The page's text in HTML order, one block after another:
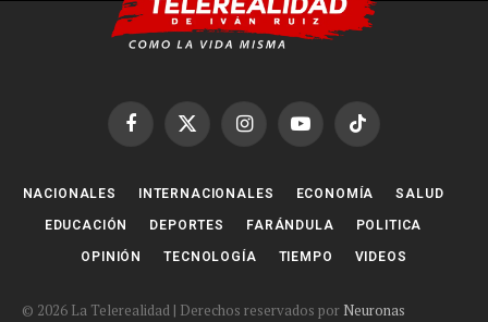
FacebookX
InstagramYouTubeTikTok
NACIONALES INTERNACIONALES ECONOMÍA SALUD
EDUCACIÓN DEPORTES FARÁNDULA POLITICA
OPINIÓN TECNOLOGÍA TIEMPO VIDEOS
© 2026 La Telerealidad | Derechos reservados por Neuronas